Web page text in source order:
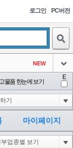
로그인 PC버전
NEW
아이콘
아이콘
아이콘
-16
아이콘
0
물품 한눈에 보기
E
마이페이지